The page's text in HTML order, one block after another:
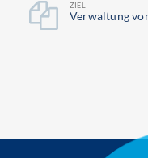
ZIEL
Ver­waltung